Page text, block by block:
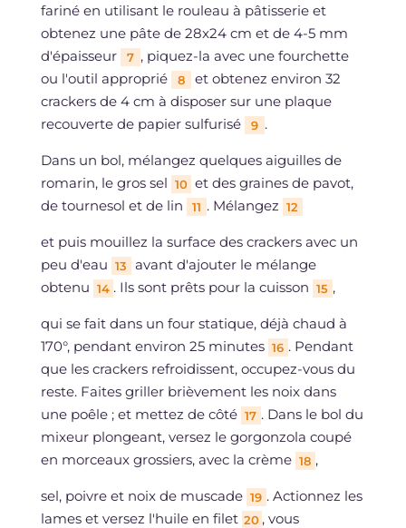
fariné en utilisant le rouleau à pâtisserie et
obtenez une pâte de 28x24 cm et de 4-5 mm
d'épaisseur
7 , piquez-la avec une fourchette
ou l'outil approprié
8
et obtenez environ 32
crackers de 4 cm à disposer sur une plaque
recouverte de papier sulfurisé
9 .
Dans un bol, mélangez quelques aiguilles de
romarin, le gros sel 10 et des graines de pavot,
de tournesol et de lin
11 . Mélangez 12
et puis mouillez la surface des crackers avec un
peu d'eau 13
avant d'ajouter le mélange
obtenu 14 . Ils sont prêts pour la cuisson 15 ,
qui se fait dans un four statique, déjà chaud à
170°, pendant environ 25 minutes 16 . Pendant
que les crackers refroidissent, occupez-vous du
reste. Faites griller brièvement les noix dans
une poêle ; et mettez de côté 17 . Dans le bol du
mixeur plongeant, versez le gorgonzola coupé
en morceaux grossiers, avec la crème 18 ,
sel, poivre et noix de muscade 19 . Actionnez les
lames et versez l'huile en filet 20 , vous